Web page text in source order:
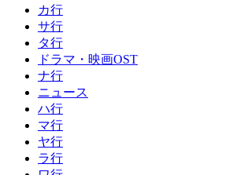
カ行
サ行
タ行
ドラマ・映画OST
ナ行
ニュース
ハ行
マ行
ヤ行
ラ行